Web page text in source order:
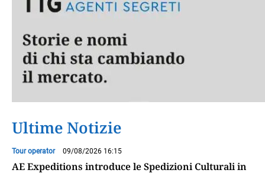
Ultime Notizie
Tour operator 09/08/2026 16:15
AE Expeditions introduce le Spedizioni Culturali in